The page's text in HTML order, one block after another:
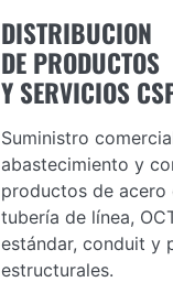
DISTRIBUCION
DE PRODUCTOS
Y SERVICIOS
Suministro
abastecimiento y
productos de acero
tubería de línea,
estándar, conduit y
estructurales.